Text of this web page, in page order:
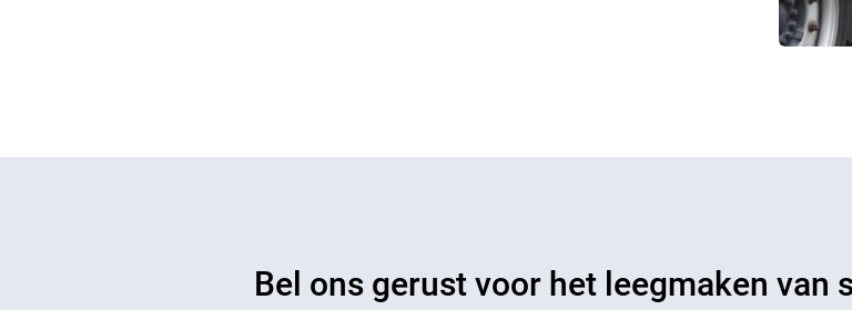
Bel ons gerust voor het leegmaken van